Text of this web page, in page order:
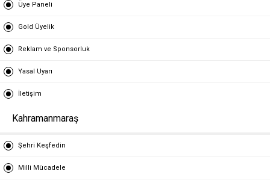
Üye Paneli
Gold Üyelik
Reklam ve Sponsorluk
Yasal Uyarı
İletişim
Kahramanmaraş
Şehri Keşfedin
Milli Mücadele